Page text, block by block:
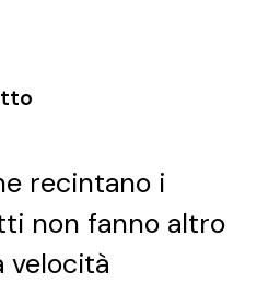
recintano i
non fanno altro
velocità